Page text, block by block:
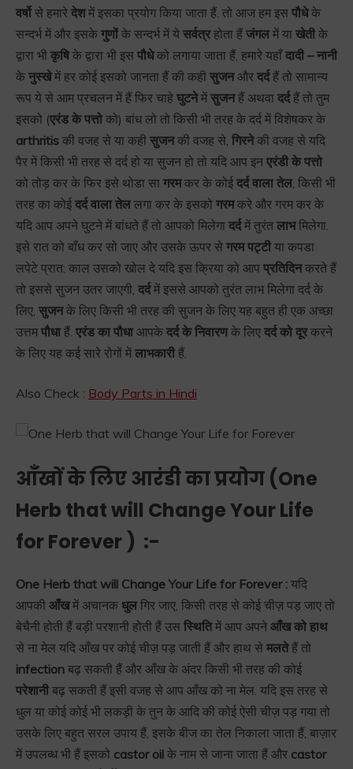
वर्षोसे हमारे देशमें इसका प्रयोग किया जाता हैं. तो आज हम इस पौधेके
सन्दर्भ में और इसके गुणोंके सन्दर्भ में ये सर्वत्रहोता हैं जंगल में या खेतीके
द्वारा भी कृषिके द्वारा भी इस पौधेको लगाया जाता हैं, हमारे यहाँदादी – नानी
के नुस्खेमें हर कोई इसको जानता हैं की कही सुजनऔर दर्दहैं तो सामान्य
रूप ये से आम प्रचलन में हैं फिर चाहे घुटनेमें सुजनहैं अथवा दर्दहैं तो तुम
इसको (एरंड के पत्तोको) बांध लो तो किसी भी तरह के दर्द में विशेषकर के
arthritis की वजह से या कही सुजनकी वजह से, गिरनेकी वजह से यदि
पैर में किसी भी तरह से दर्द हो या सुजन हो तो यदि आप इन एरंडी के पत्तो
को तोड़ कर के फिर इसे थोडा सा गरमकर के कोईदर्द वाला तेल , किसी भी
तरह का कोईदर्द वाला तेल लगा कर के इसको गरमकरे और गरम कर के
यदि आप अपने घुटने में बांधते हैं तो आपको मिलेगा दर्दमें तुरंत लाभमिलेगा.
इसे रात को बाँध कर सो जाए और उसके ऊपर से गरम पट्टीया कपडा
लपेटे प्रात: काल उसको खोल दे यदि इस क्रिया को आप प्रतिदिनकरते हैं
तो इससे सुजन उतर जाएगी, दर्दमें इससे आपको तुरंत लाभ मिलेगा दर्द के
लिए, सुजनके लिए किसी भी तरह की सुजन के लिए यह बहुत ही एक अच्छा
उत्तम पौधाहैं. एरंड का पौधाआपके दर्द के निवारणके लिए दर्द को दूरकरने
के लिए यह कई सारे रोगों में लाभकारीहैं.
Also Check : Body Parts in Hindi
आँखों के लिए आरंडी का प्रयोग (One
Herb that will Change Your Life
for Forever ) :-
One Herb that will Change Your Life for Forever : यदि
आपकी आँखमें अचानक धुल गिर जाए, किसी तरह से कोई चीज़ पड़ जाए तो
बेचैनी होती हैं बड़ी परशानी होती हैं उस स्थितिमें आप अपने आँख को हाथ
से ना मेल यदि आँख पर कोई चीज़ पड़ जाती हैं और हाथ से मलतेहैं तो
infection बढ़ सकती हैं और आँख के अंदर किसी भी तरह की कोई
परेशानीबढ़ सकती हैं इसी वजह से आप आँख को ना मेल. यदि इस तरह से
धुल या कोई कोई भी लकड़ी के तुन के आदि की कोई ऐसी चीज़ पड़ गया तो
उसके लिए बहुत सरल उपाय हैं, इसके बीज का तेल निकाला जाता हैं, बाज़ार
में उपलब्ध भी हैं इसको castor oil के नाम से जाना जाता हैं और castor